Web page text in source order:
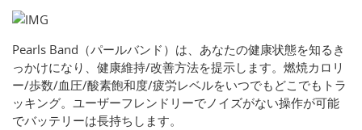
Pearls Band（パールバンド）は、あなたの健康状態を知るき
っかけになり、健康維持/改善方法を提示します。燃焼カロリ
ー/歩数/血圧/酸素飽和度/疲労レベルをいつでもどこでもトラ
ッキング。ユーザーフレンドリーでノイズがない操作が可能
でバッテリーは長持ちします。